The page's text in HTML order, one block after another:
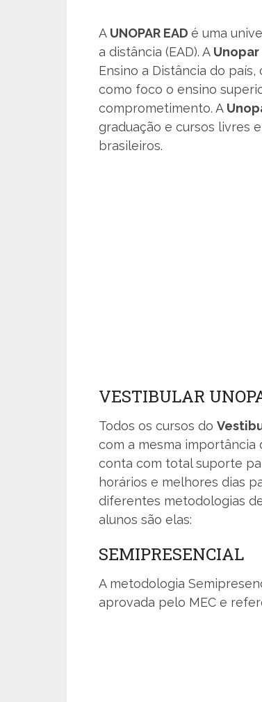
A UNOPAR EAD é uma
a distância (EAD). A Unopar
Ensino a Distância do
como foco o ensino
comprometimento. A
graduação e cursos livres
brasileiros.
VESTIBULAR
Todos os cursos do
com a mesma importância
conta com total suporte
horários e melhores dias
diferentes metodologias
alunos são elas:
SEMIPRESENCIAL
A metodologia
aprovada pelo MEC e